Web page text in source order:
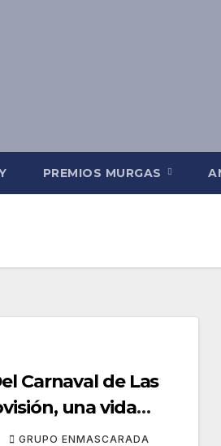
PREMIOS MURGAS
Carnaval de Las
una vida
al servicio del
GRUPO ENMASCARADA